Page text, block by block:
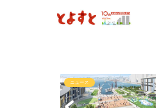
ニュース